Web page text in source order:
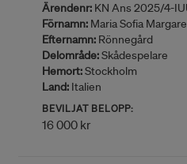
Ärendenr: KN Ans 2025/4-
Förnamn: Maria Sofia
Efternamn: Rönnegård
Delområde:Skådespelare
Hemort:Stockholm
Land: Italien
BEVILJAT BELOPP:
16 000 kr